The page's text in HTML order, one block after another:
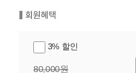
3% 할인
80,000원